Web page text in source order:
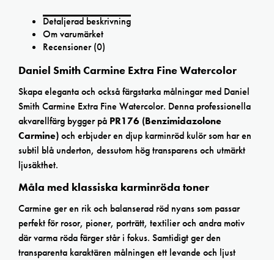
Detaljerad beskrivning
Om varumärket
Recensioner (0)
Daniel Smith Carmine Extra Fine Watercolor
Skapa eleganta och också färgstarka målningar med Daniel
Smith Carmine Extra Fine Watercolor. Denna professionella
akvarellfärg bygger på PR176 (Benzimidazolone
Carmine)och erbjuder en djup karminröd kulör som har en
subtil blå underton, dessutom hög transparens och utmärkt
ljusäkthet.
Måla med klassiska karminröda toner
Carmine ger en rik och balanserad röd nyans som passar
perfekt för rosor, pioner, porträtt, textilier och andra motiv
där varma röda färger står i fokus. Samtidigt ger den
transparenta karaktären målningen ett levande och ljust